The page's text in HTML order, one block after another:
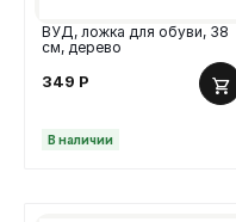
ВУД, ложка для обуви, 38
см, дерево
349 Р
В наличии